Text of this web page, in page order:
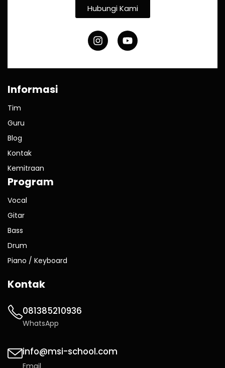
Hubungi Kami
Informasi
Tim
Guru
Blog
Kontak
Kemitraan
Program
Vocal
Gitar
Bass
Drum
Piano / Keyboard
Kontak
081385210936
WhatsApp
info@msi-school.com